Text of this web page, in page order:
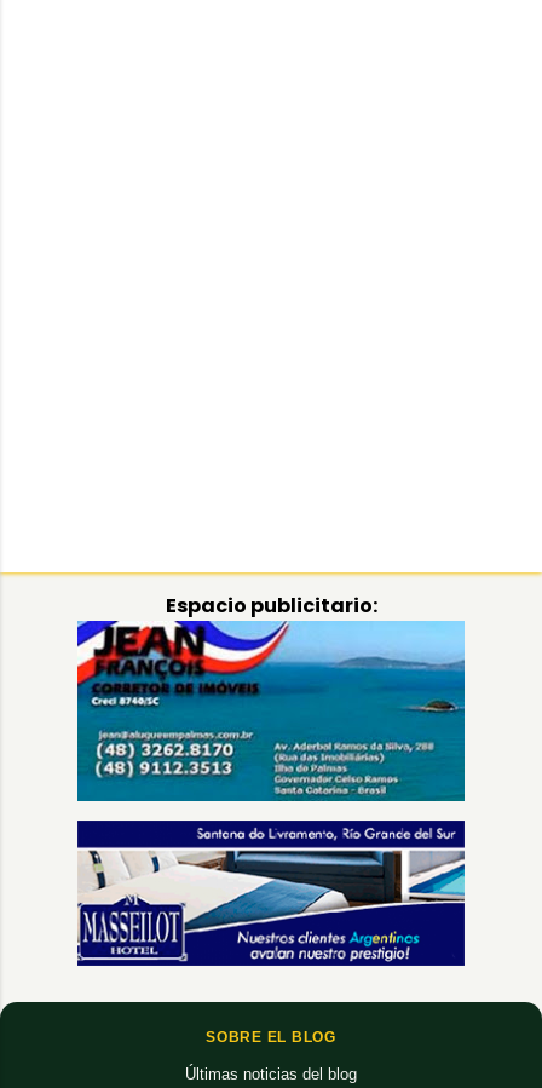
Espacio publicitario:
SOBRE EL BLOG
Últimas noticias del blog